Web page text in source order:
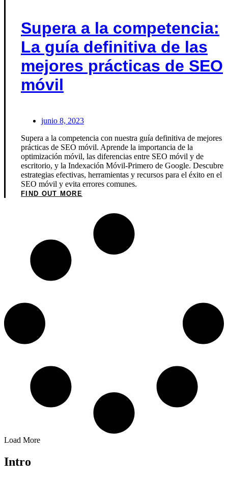
Supera a la competencia:
La guía definitiva de las
mejores prácticas de SEO
móvil
junio 8, 2023
Supera a la competencia con nuestra guía definitiva de mejores
prácticas de SEO móvil. Aprende la importancia de la
optimización móvil, las diferencias entre SEO móvil y de
escritorio, y la Indexación Móvil-Primero de Google. Descubre
estrategias efectivas, herramientas y recursos para el éxito en el
SEO móvil y evita errores comunes.
FIND OUT MORE
Load More
Intro